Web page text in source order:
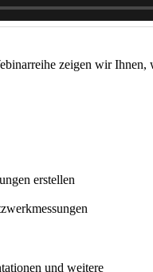
zeigen wir
erstellen
und weitere